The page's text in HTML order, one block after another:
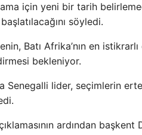
için yeni bir tarih
söyledi.
Batı Afrika’nın en
bekleniyor.
Senegalli lider, seçimlerin
ardından